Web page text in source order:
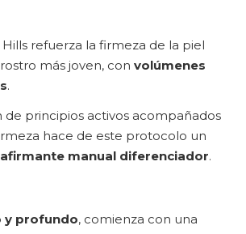
refuerza la firmeza de la piel
más joven, con volúmenes
.
de principios activos acompañados
hace de este protocolo un
manual diferenciador.
y profundo, comienza con una